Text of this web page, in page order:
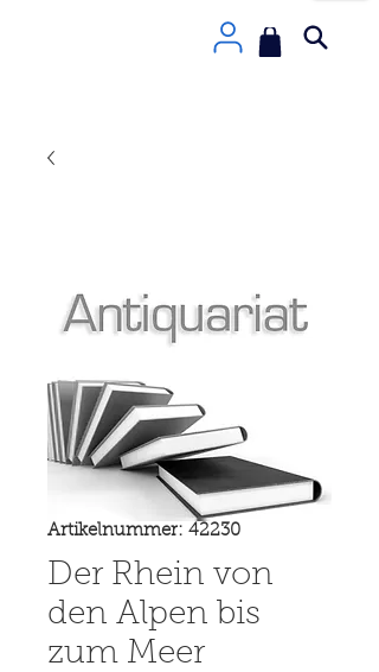
Artikelnummer: 42230
Der Rhein von
den Alpen bis
zum Meer